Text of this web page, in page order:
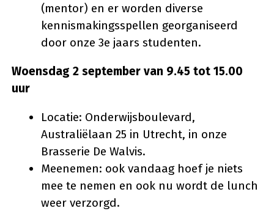
(mentor) en er worden diverse
kennismakingsspellen georganiseerd
door onze 3e jaars studenten.
Woensdag 2 september van 9.45 tot 15.00
uur
Locatie: Onderwijsboulevard,
Australiëlaan 25 in Utrecht, in onze
Brasserie De Walvis.
Meenemen: ook vandaag hoef je niets
mee te nemen en ook nu wordt de lunch
weer verzorgd.